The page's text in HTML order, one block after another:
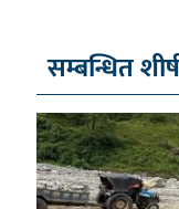
सम्बन्धित